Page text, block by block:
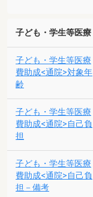
子ども・学生等医療
子ども・学生等医療
費助成<通院>対象年
齢
子ども・学生等医療
費助成<通院>自己負
担
子ども・学生等医療
費助成<通院>自己負
担－備考